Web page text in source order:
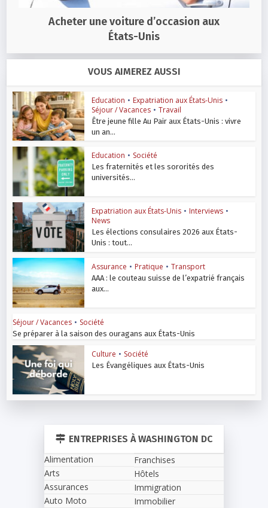
Acheter une voiture d’occasion aux
États-Unis
VOUS AIMEREZ AUSSI
Education • Expatriation aux États-Unis •
Séjour / Vacances • Travail
Être jeune fille Au Pair aux États-Unis : vivre
un an...
Education • Société
Les fraternités et les sororités des
universités...
Expatriation aux États-Unis • Interviews •
News
Les élections consulaires 2026 aux États-
Unis : tout...
Assurance • Pratique • Transport
AAA : le couteau suisse de l’expatrié français
aux...
Séjour / Vacances • Société
Se préparer à la saison des ouragans aux États-Unis
Culture • Société
Les Évangéliques aux États-Unis
ENTREPRISES À WASHINGTON DC
Alimentation
Arts
Assurances
Auto Moto
Franchises
Hôtels
Immigration
Immobilier